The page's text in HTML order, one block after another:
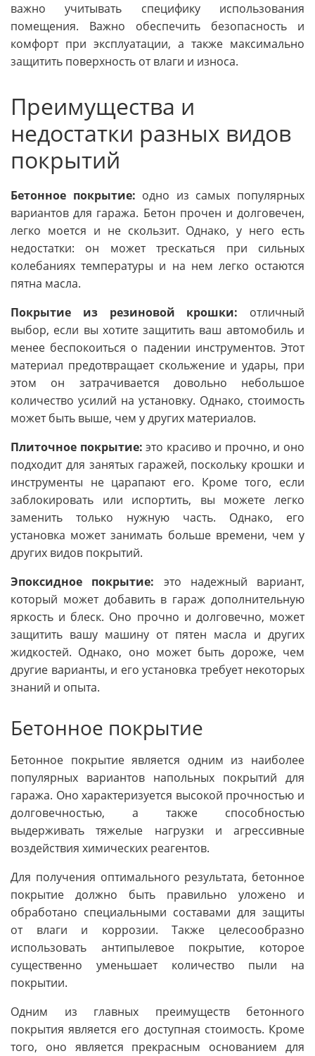
важно учитывать специфику использования
помещения. Важно обеспечить безопасность и
комфорт при эксплуатации, а также максимально
защитить поверхность от влаги и износа.
Преимущества и
недостатки разных видов
покрытий
Бетонное покрытие: одно из самых популярных
вариантов для гаража. Бетон прочен и долговечен,
легко моется и не скользит. Однако, у него есть
недостатки: он может трескаться при сильных
колебаниях температуры и на нем легко остаются
пятна масла.
Покрытие из резиновой крошки: отличный
выбор, если вы хотите защитить ваш автомобиль и
менее беспокоиться о падении инструментов. Этот
материал предотвращает скольжение и удары, при
этом он затрачивается довольно небольшое
количество усилий на установку. Однако, стоимость
может быть выше, чем у других материалов.
Плиточное покрытие: это красиво и прочно, и оно
подходит для занятых гаражей, поскольку крошки и
инструменты не царапают его. Кроме того, если
заблокировать или испортить, вы можете легко
заменить только нужную часть. Однако, его
установка может занимать больше времени, чем у
других видов покрытий.
Эпоксидное покрытие: это надежный вариант,
который может добавить в гараж дополнительную
яркость и блеск. Оно прочно и долговечно, может
защитить вашу машину от пятен масла и других
жидкостей. Однако, оно может быть дороже, чем
другие варианты, и его установка требует некоторых
знаний и опыта.
Бетонное покрытие
Бетонное покрытие является одним из наиболее
популярных вариантов напольных покрытий для
гаража. Оно характеризуется высокой прочностью и
долговечностью, а также способностью
выдерживать тяжелые нагрузки и агрессивные
воздействия химических реагентов.
Для получения оптимального результата, бетонное
покрытие должно быть правильно уложено и
обработано специальными составами для защиты
от влаги и коррозии. Также целесообразно
использовать антипылевое покрытие, которое
существенно уменьшает количество пыли на
покрытии.
Одним из главных преимуществ бетонного
покрытия является его доступная стоимость. Кроме
того, оно является прекрасным основанием для